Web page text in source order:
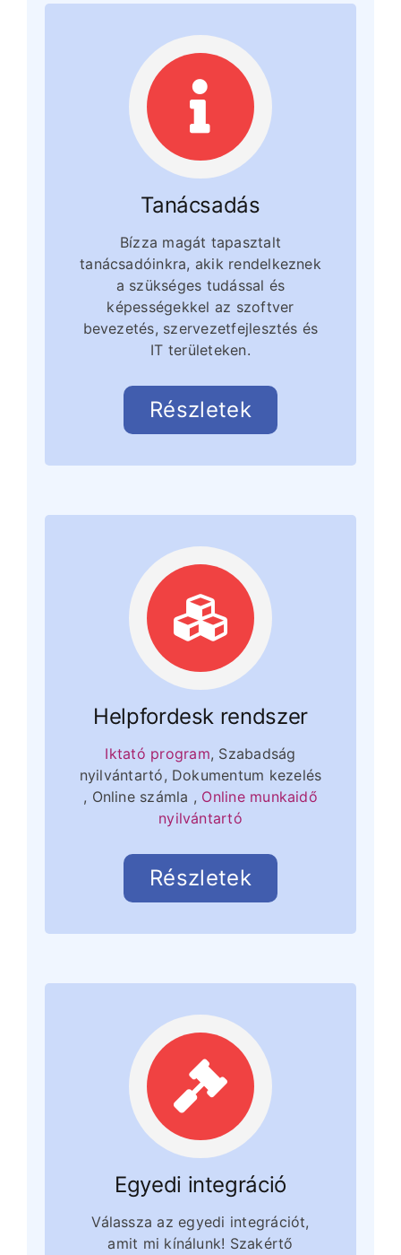
Tanácsadás
Bízza magát tapasztalt
tanácsadóinkra, akik rendelkeznek
a szükséges tudással és
képességekkel az szoftver
bevezetés, szervezetfejlesztés és
IT területeken.
Részletek
Helpfordesk rendszer
Iktató program, Szabadság
nyilvántartó, Dokumentum kezelés
, Online számla , Online munkaidő
nyilvántartó
Részletek
Egyedi integráció
Válassza az egyedi integrációt,
amit mi kínálunk! Szakértő